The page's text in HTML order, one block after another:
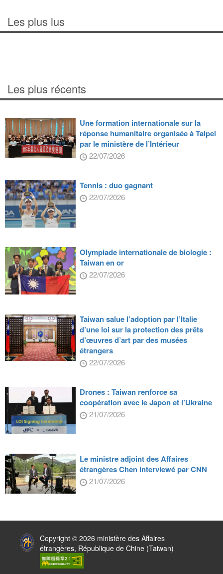
Les plus lus
Les plus récents
Une formation internationale sur la
réponse humanitaire organisée à Taipei
par le ministère de l’Intérieur
22/07/2026
Tennis : duo gagnant
22/07/2026
Olympiade internationale de biologie :
Taiwan en or
22/07/2026
Taiwan salue l’adoption par l’Italie
d’une loi sur la protection des prêts
d’œuvres d’art par des musées
étrangers
22/07/2026
Drones : Taiwan renforce sa
coopération avec le Japon et l’Ukraine
21/07/2026
Le ministre adjoint des Affaires
étrangères Chen interviewé par CNN
21/07/2026
Copyright © 2026 ministère des Affaires
étrangères, République de Chine (Taiwan)